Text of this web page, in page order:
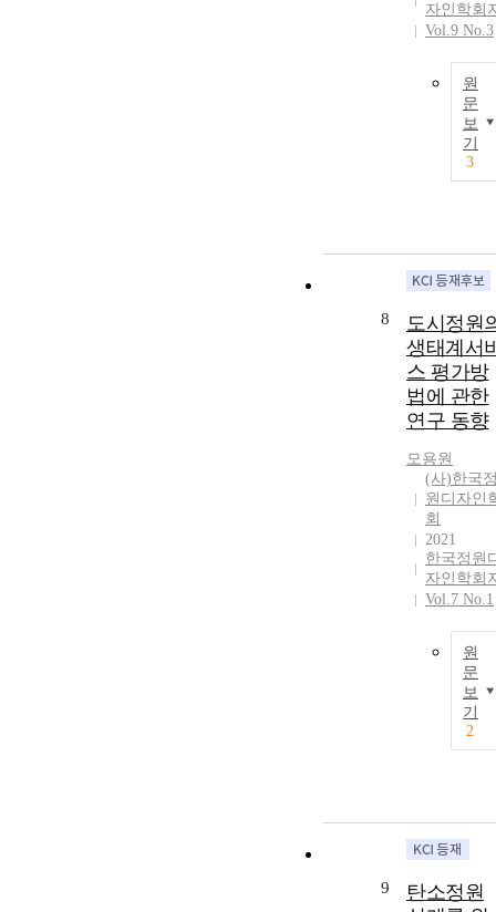
자인학회
Vol.9 No.3
원
문
보
기
3
8
도시정원
생태계서
스 평가방
법에 관한
연구 동향
모용원
(사)한국
원디자인
회
2021
한국정원
자인학회
Vol.7 No.1
원
문
보
기
2
9
탄소정원